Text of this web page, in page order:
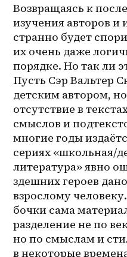
Возвращаясь к
изучения авторов и
странно будет
их очень даже
порядке. Но так ли
Пусть Сэр Вальтер
детским автором, но
отсутствие в
смыслов и
многие годы
сериях «школьная/
литература» явно
здешних героев
взрослому
бочки сама
разделение не по
но по смыслам и
в некоторые